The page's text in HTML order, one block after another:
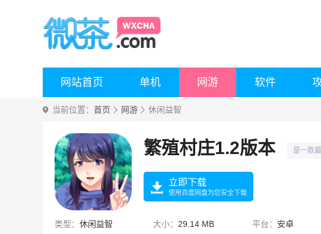
网站首页 单机 网游 软件
当前位置： 首页 网游 休闲益智
繁殖村庄1.2版本 是一款
立即下载
使用百度网盘为您安全下载
类型： 休闲益智 大小： 29.14 MB 平台： 安卓